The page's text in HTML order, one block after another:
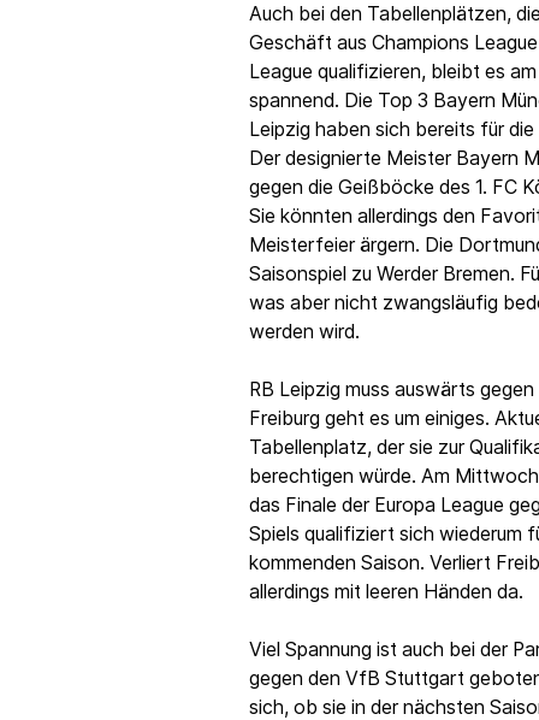
Auch bei den Tabellenplätzen,
Geschäft aus Champions
League qualifizieren, bleibt es
spannend. Die Top 3 Bayern
Leipzig haben sich bereits für
Der designierte Meister Bayern
gegen die Geißböcke des 1. FC
Sie könnten allerdings den
Meisterfeier ärgern. Die
Saisonspiel zu Werder Bremen.
was aber nicht zwangsläufig
werden wird.
RB Leipzig muss auswärts
Freiburg geht es um einiges.
Tabellenplatz, der sie zur
berechtigen würde. Am
das Finale der Europa League
Spiels qualifiziert sich wiederum
kommenden Saison. Verliert
allerdings mit leeren Händen da.
Viel Spannung ist auch bei der
gegen den VfB Stuttgart
sich, ob sie in der nächsten